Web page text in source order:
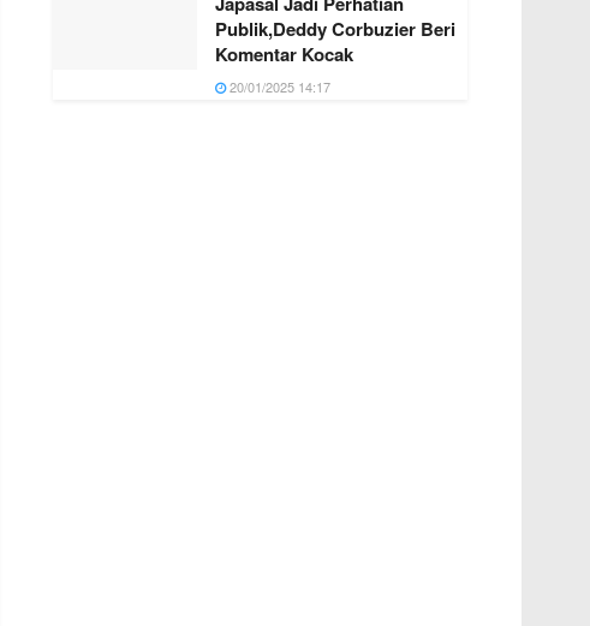
Publik,Deddy Corbuzier Beri
Komentar Kocak
20/01/2025 14:17